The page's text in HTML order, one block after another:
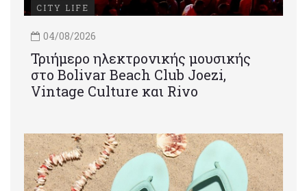
CITY LIFE
04/08/2026
Τριήμερο ηλεκτρονικής μουσικής
στο Bolivar Beach Club Joezi,
Vintage Culture και Rivo